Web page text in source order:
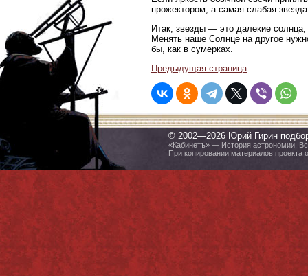
прожектором, а самая слабая
Итак, звезды — это далекие
Менять наше Солнце на другое
бы, как в сумерках.
Предыдущая страница
© 2002—2026 Юрий Гирин
«Кабинетъ» — История астрономии.
При копировании материалов проекта